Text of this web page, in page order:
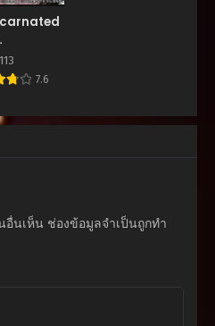
7.6
อื่นเห็น ช่องข้อมูลจำเป็นถูกทำ